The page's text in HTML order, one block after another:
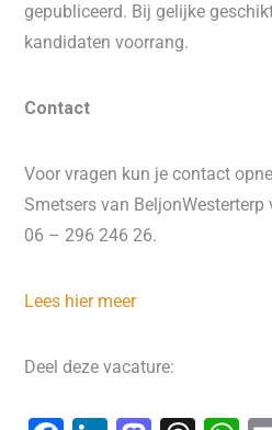
gepubliceerd. Bij gelijke
kandidaten voorrang.
Contact
Voor vragen kun je contact
Smetsers van
06 – 296 246 26.
Lees hier meer
Deel deze vacature: